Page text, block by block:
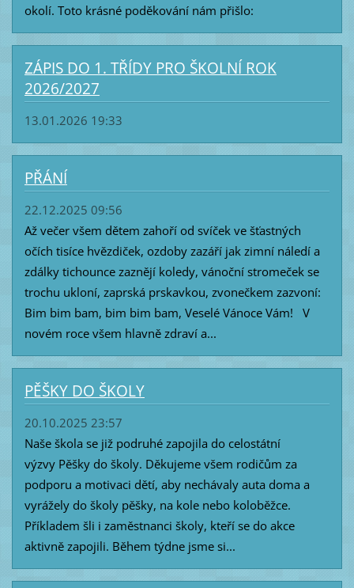
okolí. Toto krásné poděkování nám přišlo:
ZÁPIS DO 1. TŘÍDY PRO ŠKOLNÍ ROK
2026/2027
13.01.2026 19:33
PŘÁNÍ
22.12.2025 09:56
Až večer všem dětem zahoří od svíček ve šťastných
očích tisíce hvězdiček, ozdoby zazáří jak zimní náledí a
zdálky tichounce zaznějí koledy, vánoční stromeček se
trochu ukloní, zaprská prskavkou, zvonečkem zazvoní:
Bim bim bam, bim bim bam, Veselé Vánoce Vám! V
novém roce všem hlavně zdraví a...
PĚŠKY DO ŠKOLY
20.10.2025 23:57
Naše škola se již podruhé zapojila do celostátní
výzvy Pěšky do školy. Děkujeme všem rodičům za
podporu a motivaci dětí, aby nechávaly auta doma a
vyrážely do školy pěšky, na kole nebo koloběžce.
Příkladem šli i zaměstnanci školy, kteří se do akce
aktivně zapojili. Během týdne jsme si...